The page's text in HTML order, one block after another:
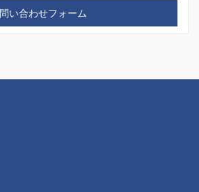
問い合わせフォーム